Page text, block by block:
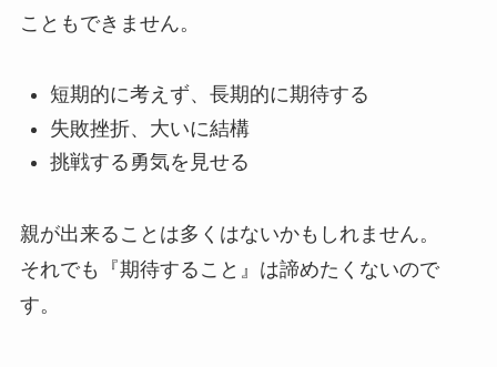
こともできません。
短期的に考えず、長期的に期待する
失敗挫折、大いに結構
挑戦する勇気を見せる
親が出来ることは多くはないかもしれません。
それでも『期待すること』は諦めたくないので
す。